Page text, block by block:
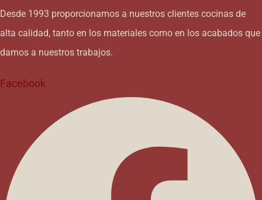
Desde 1993 proporcionamos a nuestros clientes cocinas de
alta calidad, tanto en los materiales como en los acabados que
damos a nuestros trabajos.
Facebook